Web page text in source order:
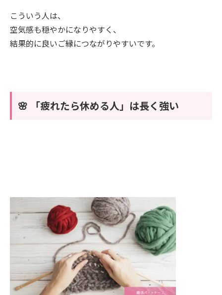
こういう人は、
空気感も穏やかになりやすく、
結果的に良いご縁につながりやすいです。
🌸 「疲れたら休める人」は長く強い